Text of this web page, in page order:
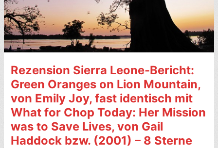
Rezension Sierra Leone-Bericht:
Green Oranges on Lion Mountain,
von Emily Joy, fast identisch mit
What for Chop Today: Her Mission
was to Save Lives, von Gail
Haddock bzw. (2001) – 8 Sterne